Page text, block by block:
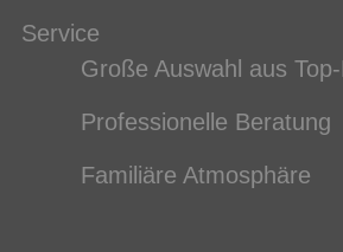
Service
Große Auswahl aus
Professionelle Beratung
Familiäre Atmosphäre